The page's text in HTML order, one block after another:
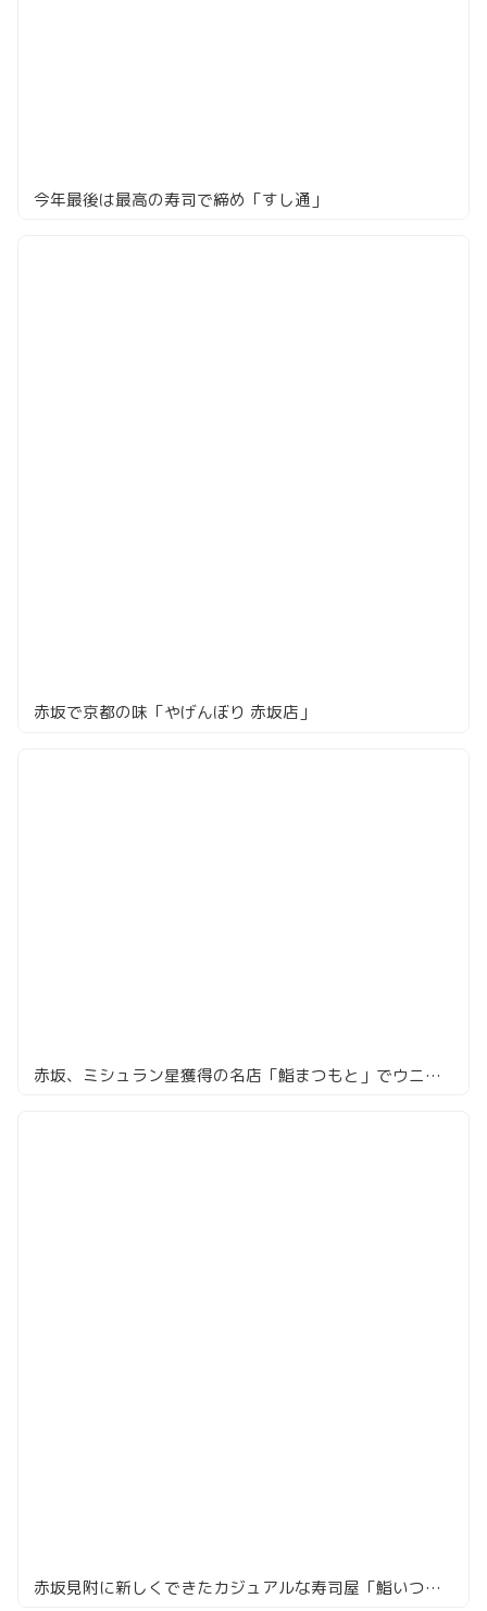
今年最後は最高の寿司で締め「すし通」
赤坂で京都の味「やげんぼり 赤坂店」
赤坂、ミシュラン星獲得の名店「鮨まつもと」でウニ多めの絶品寿司ランチ体験
赤坂見附に新しくできたカジュアルな寿司屋「鮨いつみ」